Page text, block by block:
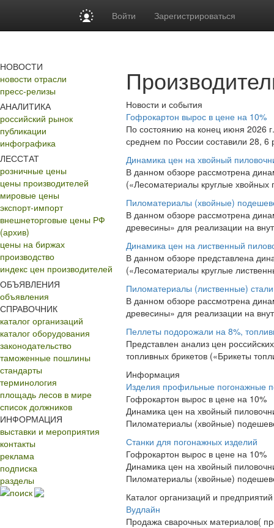
Войти Зарегистрироваться
НОВОСТИ
новости отрасли
пресс-релизы
АНАЛИТИКА
российский рынок
публикации
инфографика
ЛЕССТАТ
розничные цены
цены производителей
мировые цены
экспорт-импорт
внешнеторговые цены РФ
(архив)
цены на биржах
производство
индекс цен производителей
ОБЪЯВЛЕНИЯ
объявления
СПРАВОЧНИК
каталог организаций
каталог оборудования
законодательство
таможенные пошлины
стандарты
терминология
площадь лесов в мире
список должников
ИНФОРМАЦИЯ
выставки и мероприятия
контакты
реклама
подписка
разделы
поиск
Новости и события
Гофрокартон вырос в цене на 10%
По состоянию на конец июня 2026
среднем по России составили 28,
Динамика цен на хвойный
В данном обзоре рассмотрена
(«Лесоматериалы круглые хвойных
Пиломатериалы (хвойные)
В данном обзоре рассмотрена
древесины» для реализации на
Динамика цен на лиственный
В данном обзоре представлена
(«Лесоматериалы круглые
Пиломатериалы (лиственные)
В данном обзоре рассмотрена
древесины» для реализации на
Пеллеты подорожали на 8%,
Представлен анализ цен
топливных брикетов («Брикеты
Информация
Изделия профильные погонажные
Гофрокартон вырос в цене на 10%
Динамика цен на хвойный
Пиломатериалы (хвойные)
Станки для погонажных изделий
Гофрокартон вырос в цене на 10%
Динамика цен на хвойный
Пиломатериалы (хвойные)
Каталог организаций и предприятий
Вудлайн
Продажа сварочных материалов(